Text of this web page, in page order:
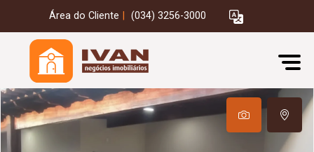
Área do Cliente (034) 3256-3000